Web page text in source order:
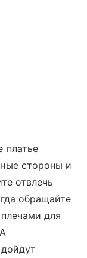
платье
стороны и
отвлечь
обращайте
для